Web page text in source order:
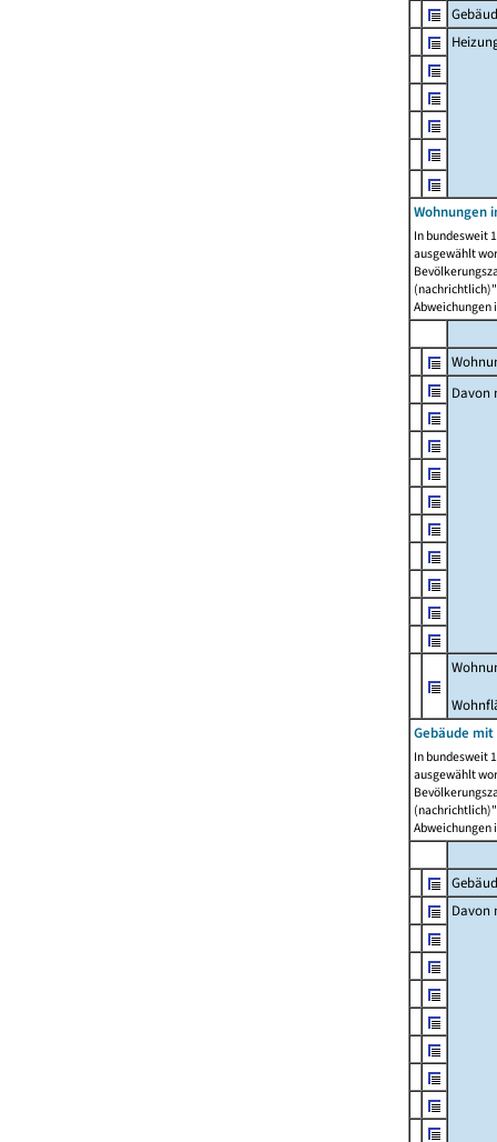
Wohnungen
In bundesweit
ausgewählt
Abweichungen
Davon
Gebäude
In bundesweit
ausgewählt
Abweichungen
Davon